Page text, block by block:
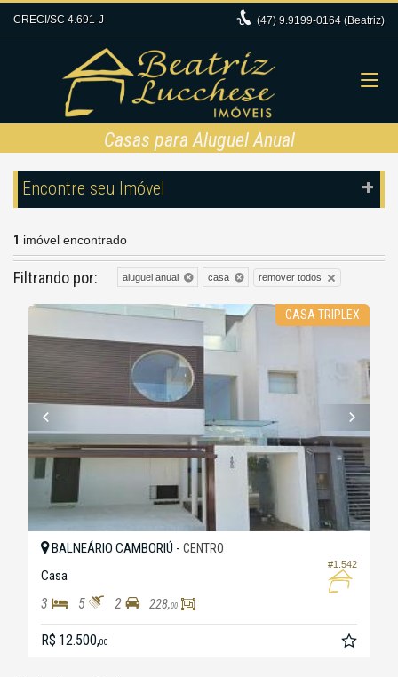
CRECI/SC 4.691-J (47) 9.9199-0164 (Beatriz)
Casas para Aluguel Anual
Encontre seu Imóvel
1 imóvel encontrado
Filtrando por: aluguel anual casa remover todos
CASA TRIPLEX
#1.542
BALNEÁRIO CAMBORIÚ - CENTRO
Casa
3 5 2 228,00
R$ 12.500,00